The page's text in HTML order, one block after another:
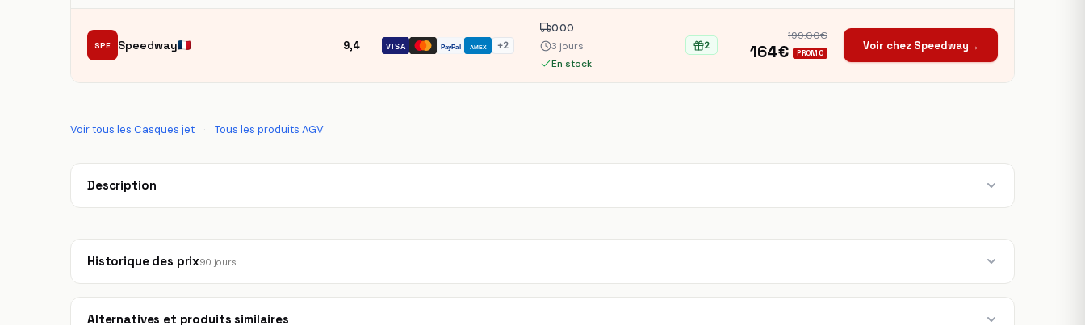
SPE Speedway 9,4 VISA PayPal AMEX +2
0.00
3 jours
En stock
2
199.00€
164€ PROMO
Voir chez Speedway→
Voir tous les Casques jet · Tous les produits AGV
Description
Historique des prix90 jours
Alternatives et produits similaires